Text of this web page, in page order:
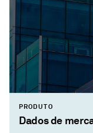
PRODUTO
Dados de